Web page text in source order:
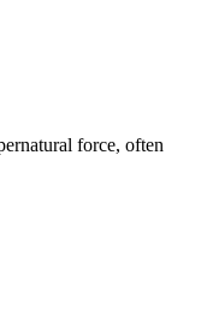
force, often